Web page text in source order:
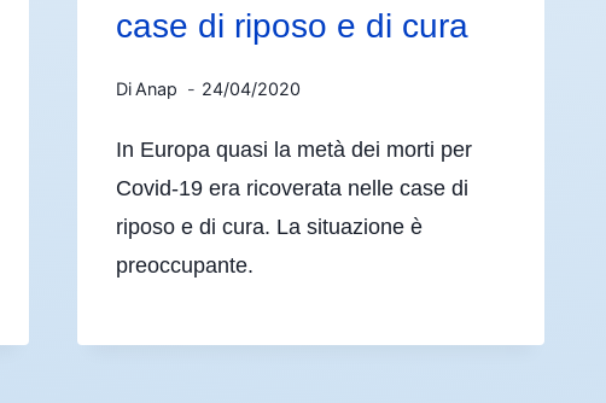
case di riposo e di cura
DiAnap 24/04/2020
In Europa quasi la metà dei morti per
Covid-19 era ricoverata nelle case di
riposo e di cura. La situazione è
preoccupante.